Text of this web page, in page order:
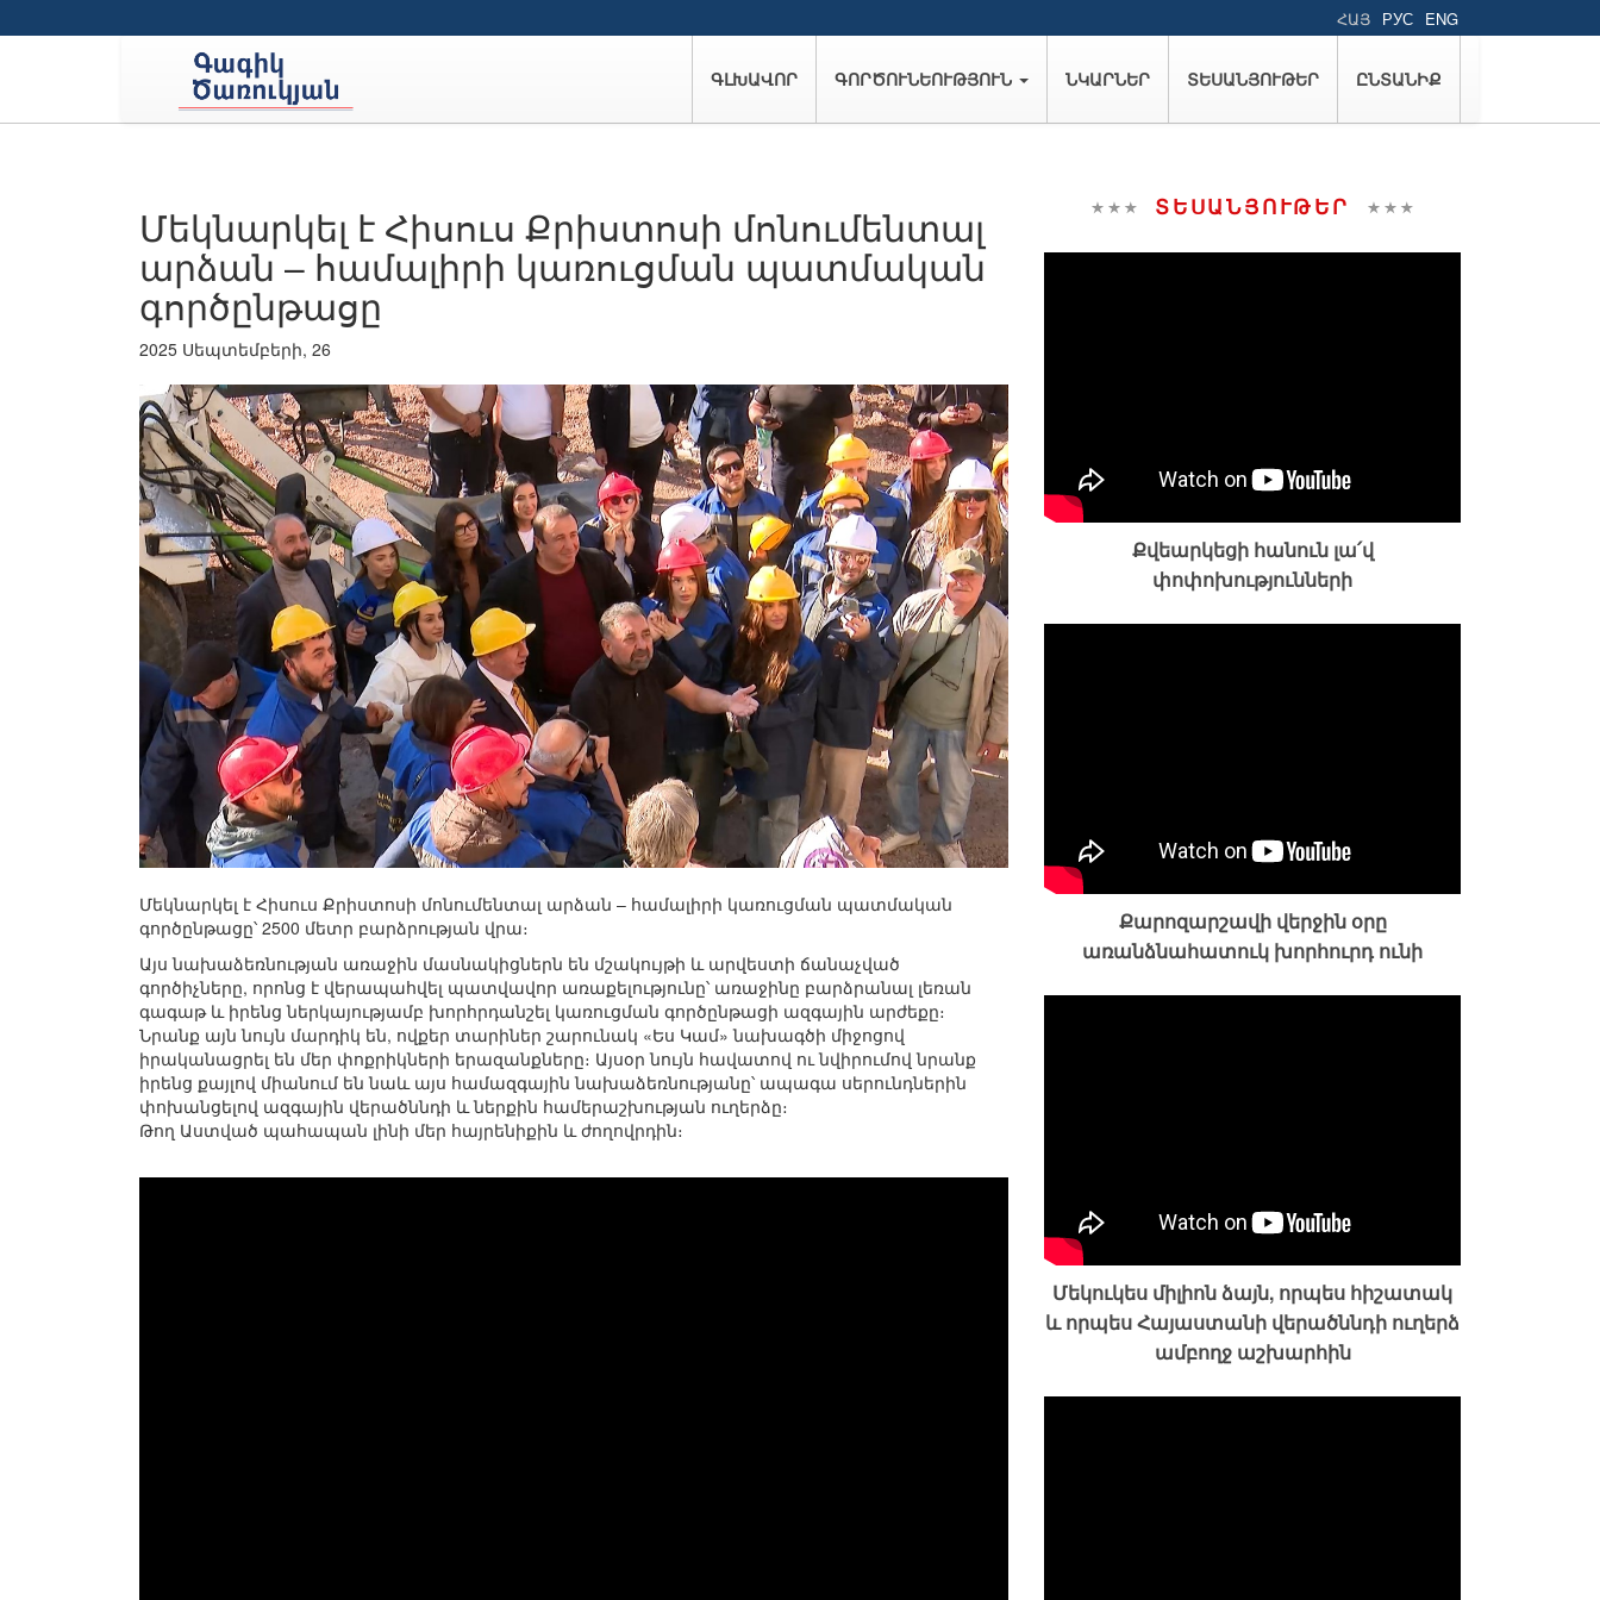
ՀԱՅ РУС ENG
ԳԼԽԱՎՈՐ ԳՈՐԾՈՒՆԵՈՒԹՅՈՒՆ ՆԿԱՐՆԵՐ ՏԵՍԱՆՅՈՒԹԵՐ ԸՆՏԱՆԻՔ
Մեկնարկել է Հիսուս Քրիստոսի մոնումենտալ
արձան – համալիրի կառուցման պատմական
գործընթացը
2025 Սեպտեմբերի, 26
Մեկնարկել է Հիսուս Քրիստոսի մոնումենտալ արձան – համալիրի կառուցման պատմական
գործընթացը՝ 2500 մետր բարձրության վրա։
Այս նախաձեռնության առաջին մասնակիցներն են մշակույթի և արվեստի ճանաչված
գործիչները, որոնց է վերապահվել պատվավոր առաքելությունը՝ առաջինը բարձրանալ լեռան
գագաթ և իրենց ներկայությամբ խորհրդանշել կառուցման գործընթացի ազգային արժեքը։
Նրանք այն նույն մարդիկ են, ովքեր տարիներ շարունակ «Ես Կամ» նախագծի միջոցով
իրականացրել են մեր փոքրիկների երազանքները։ Այսօր նույն հավատով ու նվիրումով նրանք
իրենց քայլով միանում են նաև այս համազգային նախաձեռնությանը՝ ապագա սերունդներին
փոխանցելով ազգային վերածննդի և ներքին համերաշխության ուղերձը։
Թող Աստված պահապան լինի մեր հայրենիքին և ժողովրդին։
ՏԵՍԱՆՅՈՒԹԵՐ
Քվեարկեցի հանուն լա՛վ
փոփոխությունների
Քարոզարշավի վերջին օրը
առանձնահատուկ խորհուրդ ունի
Մեկուկես միլիոն ձայն, որպես հիշատակ
և որպես Հայաստանի վերածննդի ուղերձ
ամբողջ աշխարհին